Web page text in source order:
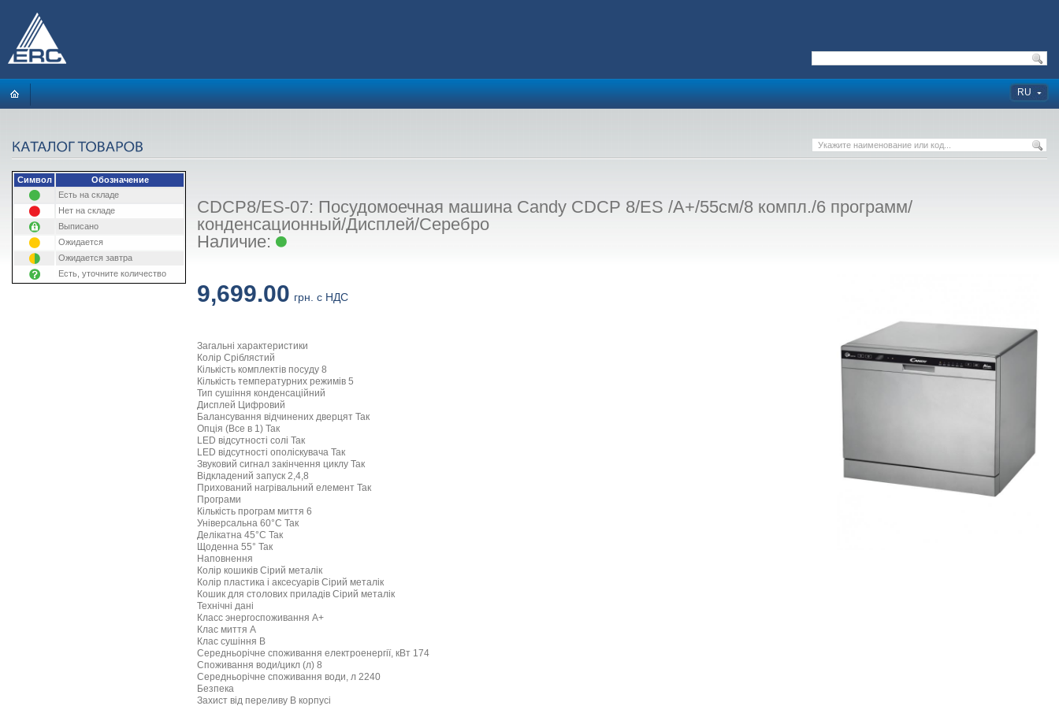
RU
Символ
Обозначение
Есть на складе
Нет на складе
Выписано
Ожидается
Ожидается завтра
Есть, уточните количество
CDCP8/ES-07: Посудомоечная машина Candy CDCP 8/ES /А+/55см/8 компл./6 программ/
конденсационный/Дисплей/Серебро
Наличие:
9,699.00 грн. с НДС
Загальні характеристики
Колір Сріблястий
Кількість комплектів посуду 8
Кількість температурних режимів 5
Тип сушіння конденсаційний
Дисплей Цифровий
Балансування відчинених дверцят Так
Опція (Все в 1) Так
LED відсутності солі Так
LED відсутності ополіскувача Так
Звуковий сигнал закінчення циклу Так
Відкладений запуск 2,4,8
Прихований нагрівальний елемент Так
Програми
Кількість програм миття 6
Універсальна 60°С Так
Делікатна 45°С Так
Щоденна 55° Так
Наповнення
Колір кошиків Сірий металік
Колір пластика і аксесуарів Сірий металік
Кошик для столових приладів Сірий металік
Технічні дані
Класс энергоспоживання А+
Клас миття А
Клас сушіння В
Середньорічне споживання електроенергії, кВт 174
Споживання води/цикл (л) 8
Середньорічне споживання води, л 2240
Безпека
Захист від переливу В корпусі